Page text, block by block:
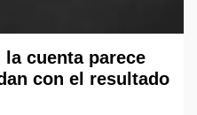
cuenta parece
con el resultado